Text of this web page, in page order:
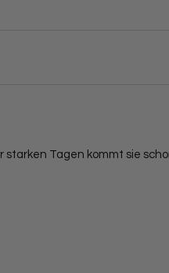
Tagen kommt sie